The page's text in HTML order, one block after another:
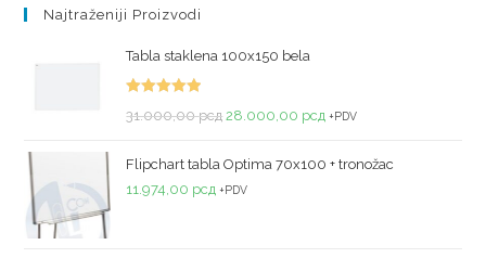
Najtraženiji Proizvodi
Tabla staklena 100x150 bela
31.000,00рсд 28.000,00 рсд +PDV
Flipchart tabla Optima 70x100 + tronožac
11.974,00 рсд +PDV